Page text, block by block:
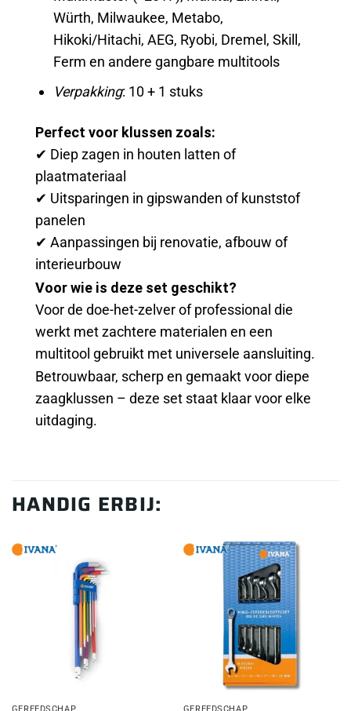
Würth, Milwaukee, Metabo,
Hikoki/Hitachi, AEG, Ryobi, Dremel, Skill,
Ferm en andere gangbare multitools
Verpakking: 10 + 1 stuks
Perfect voor klussen zoals:
✔ Diep zagen in houten latten of
plaatmateriaal
✔ Uitsparingen in gipswanden of kunststof
panelen
✔ Aanpassingen bij renovatie, afbouw of
interieurbouw
Voor wie is deze set geschikt?
Voor de doe-het-zelver of professional die
werkt met zachtere materialen en een
multitool gebruikt met universele aansluiting.
Betrouwbaar, scherp en gemaakt voor diepe
zaagklussen – deze set staat klaar voor elke
uitdaging.
HANDIG ERBIJ:
GEREEDSCHAP GEREEDSCHAP